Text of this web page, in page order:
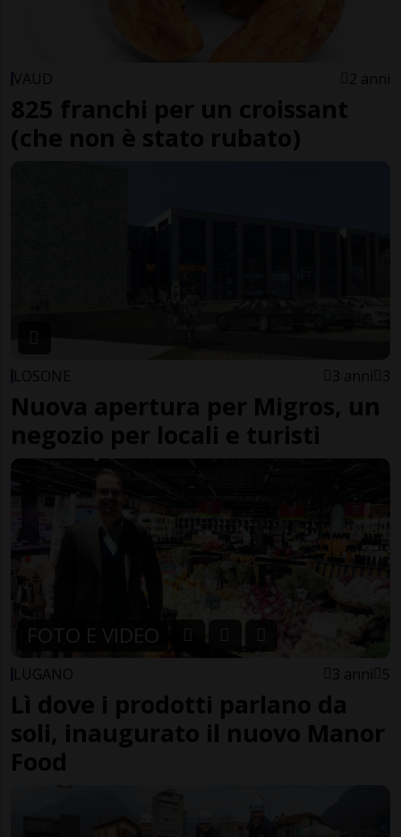
VAUD 2 anni
825 franchi per un croissant
(che non è stato rubato)
LOSONE 3 anni 3
Nuova apertura per Migros, un
negozio per locali e turisti
FOTO E VIDEO
LUGANO 3 anni 5
Lì dove i prodotti parlano da
soli, inaugurato il nuovo Manor
Food